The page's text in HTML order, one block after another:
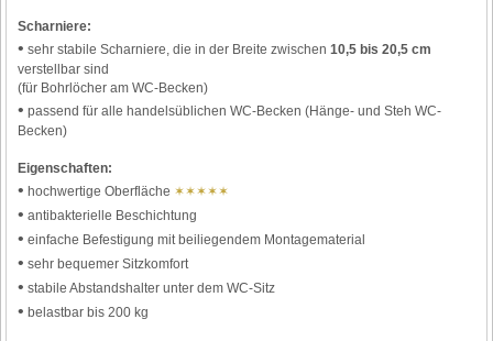
Scharniere:
• sehr stabile Scharniere, die in der Breite zwischen10,5 bis 20,5 cm
verstellbar sind
(für Bohrlöcher am WC-Becken)
• passend für alle handelsüblichen WC-Becken (Hänge- und Steh WC-
Becken)
Eigenschaften:
• hochwertige Oberfläche ✶✶✶✶✶
• antibakterielle Beschichtung
• einfache Befestigung mit beiliegendem Montagematerial
• sehr bequemer Sitzkomfort
• stabile Abstandshalter unter dem WC-Sitz
• belastbar bis 200 kg